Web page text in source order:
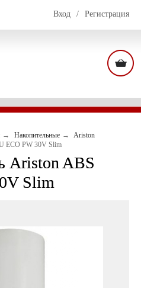
Вход / Регистрация
Накопительные
Ariston
ECO PW 30V Slim
Ariston ABS
Slim